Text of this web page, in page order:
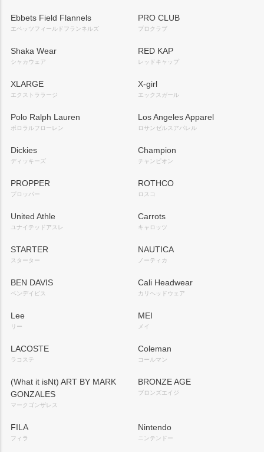
Ebbets Field Flannels
エベッツフィールドフランネルズ
PRO CLUB
プロクラブ
Shaka Wear
シャカウェア
RED KAP
レッドキャップ
XLARGE
エクストララージ
X-girl
エックスガール
Polo Ralph Lauren
ポロラルフローレン
Los Angeles Apparel
ロサンゼルスアパレル
Dickies
ディッキーズ
Champion
チャンピオン
PROPPER
プロッパー
ROTHCO
ロスコ
United Athle
ユナイテッドアスレ
Carrots
キャロッツ
STARTER
スターター
NAUTICA
ノーティカ
BEN DAVIS
ベンデイビス
Cali Headwear
カリヘッドウェア
Lee
リー
MEI
メイ
LACOSTE
ラコステ
Coleman
コールマン
(What it isNt) ART BY MARK
GONZALES
マークゴンザレス
BRONZE AGE
ブロンズエイジ
FILA
フィラ
Nintendo
ニンテンドー